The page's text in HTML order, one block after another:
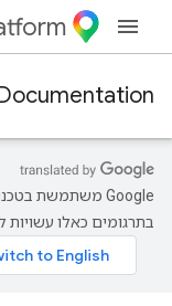
בתרגומים כאלו עשויות